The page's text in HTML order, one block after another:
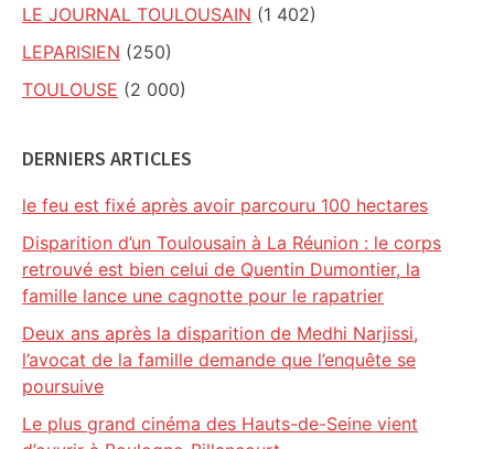
LE JOURNAL TOULOUSAIN (1 402)
LEPARISIEN (250)
TOULOUSE (2 000)
DERNIERS ARTICLES
le feu est fixé après avoir parcouru 100 hectares
Disparition d’un Toulousain à La Réunion : le corps
retrouvé est bien celui de Quentin Dumontier, la
famille lance une cagnotte pour le rapatrier
Deux ans après la disparition de Medhi Narjissi,
l’avocat de la famille demande que l’enquête se
poursuive
Le plus grand cinéma des Hauts-de-Seine vient